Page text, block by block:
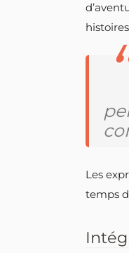
Les
temps